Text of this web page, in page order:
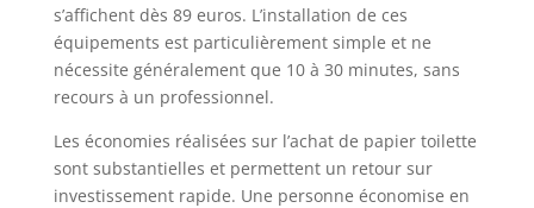
s’affichent dès 89 euros. L’installation de ces
équipements est particulièrement simple et ne
nécessite généralement que 10 à 30 minutes, sans
recours à un professionnel.
Les économies réalisées sur l’achat de papier toilette
sont substantielles et permettent un retour sur
investissement rapide. Une personne économise en